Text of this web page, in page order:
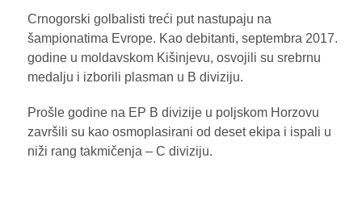
Crnogorski golbalisti treći put nastupaju na
šampionatima Evrope. Kao debitanti, septembra 2017.
godine u moldavskom Kišinjevu, osvojili su srebrnu
medalju i izborili plasman u B diviziju.
Prošle godine na EP B divizije u poljskom Horzovu
završili su kao osmoplasirani od deset ekipa i ispali u
niži rang takmičenja – C diviziju.